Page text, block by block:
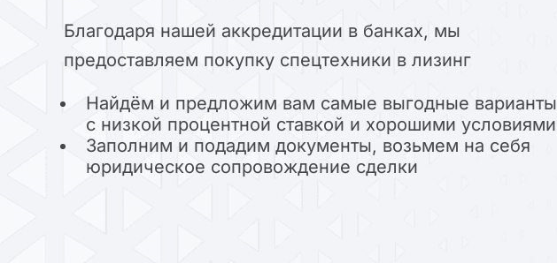
Благодаря нашей аккредитации в банках, мы
предоставляем покупку спецтехники в лизинг
Найдём и предложим вам самые выгодные варианты
с низкой процентной ставкой и хорошими условиями
Заполним и подадим документы, возьмем на себя
юридическое сопровождение сделки